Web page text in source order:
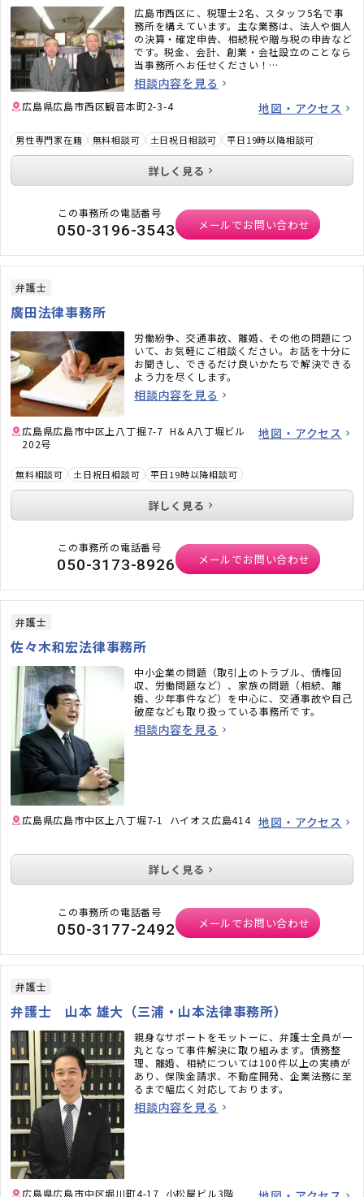
広島市西区に、税理士2名、スタッフ5名で事
務所を構えています。主な業務は、法人や個人
の決算・確定申告、相続税や贈与税の申告など
です。税金、会計、創業・会社設立のことなら
当事務所へお任せください！
広島県はもちろんのこと、山陰地方（島根県、
鳥取県）の対応も可能です。場合によっては出
向いての対応も可能です。
相談内容を見る
広島県広島市西区観音本町2-3-4 地図・アクセス
男性専門家在籍 無料相談可 土日祝日相談可 平日19時以降相談可
詳しく見る
この事務所の電話番号
050-3196-3543 メールでお問い合わせ
弁護士
廣田法律事務所
労働紛争、交通事故、離婚、その他の問題につ
いて、お気軽にご相談ください。お話を十分に
お聞きし、できるだけ良いかたちで解決できる
よう力を尽くします。
相談内容を見る
広島県広島市中区上八丁掘7-7 H＆A八丁堀ビル
202号
地図・アクセス
無料相談可 土日祝日相談可 平日19時以降相談可
詳しく見る
この事務所の電話番号
050-3173-8926 メールでお問い合わせ
弁護士
佐々木和宏法律事務所
中小企業の問題（取引上のトラブル、債権回
収、労働問題など）、家族の問題（相続、離
婚、少年事件など）を中心に、交通事故や自己
破産なども取り扱っている事務所です。
相談内容を見る
広島県広島市中区上八丁堀7-1 ハイオス広島414 地図・アクセス
詳しく見る
この事務所の電話番号
050-3177-2492 メールでお問い合わせ
弁護士
弁護士 山本 雄大（三浦・山本法律事務所）
親身なサポートをモットーに、弁護士全員が一
丸となって事件解決に取り組みます。債務整
理、離婚、相続については100件以上の実績が
あり、保険金請求、不動産開発、企業法務に至
るまで幅広く対応しております。
相談内容を見る
広島県広島市中区堀川町4-17 小松屋ビル3階